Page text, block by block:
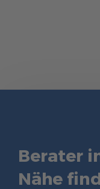
Berater
Nähe